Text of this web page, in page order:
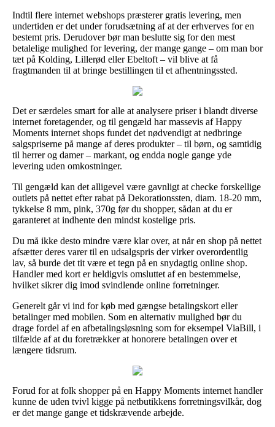
Indtil flere internet webshops præsterer gratis levering, men
undertiden er det under forudsætning af at der erhverves for en
bestemt pris. Derudover bør man beslutte sig for den mest
betalelige mulighed for levering, der mange gange – om man bor
tæt på Kolding, Lillerød eller Ebeltoft – vil blive at få
fragtmanden til at bringe bestillingen til et afhentningssted.
Det er særdeles smart for alle at analysere priser i blandt diverse
internet foretagender, og til gengæld har massevis af Happy
Moments internet shops fundet det nødvendigt at nedbringe
salgspriserne på mange af deres produkter – til børn, og samtidig
til herrer og damer – markant, og endda nogle gange yde
levering uden omkostninger.
Til gengæld kan det alligevel være gavnligt at checke forskellige
outlets på nettet efter rabat på Dekorationssten, diam. 18-20 mm,
tykkelse 8 mm, pink, 370g før du shopper, sådan at du er
garanteret at indhente den mindst kostelige pris.
Du må ikke desto mindre være klar over, at når en shop på nettet
afsætter deres varer til en udsalgspris der virker overordentlig
lav, så burde det tit være et tegn på en snydagtig online shop.
Handler med kort er heldigvis omsluttet af en bestemmelse,
hvilket sikrer dig imod svindlende online forretninger.
Generelt går vi ind for køb med gængse betalingskort eller
betalinger med mobilen. Som en alternativ mulighed bør du
drage fordel af en afbetalingsløsning som for eksempel ViaBill, i
tilfælde af at du foretrækker at honorere betalingen over et
længere tidsrum.
Forud for at folk shopper på en Happy Moments internet handler
kunne de uden tvivl kigge på netbutikkens forretningsvilkår, dog
er det mange gange et tidskrævende arbejde.